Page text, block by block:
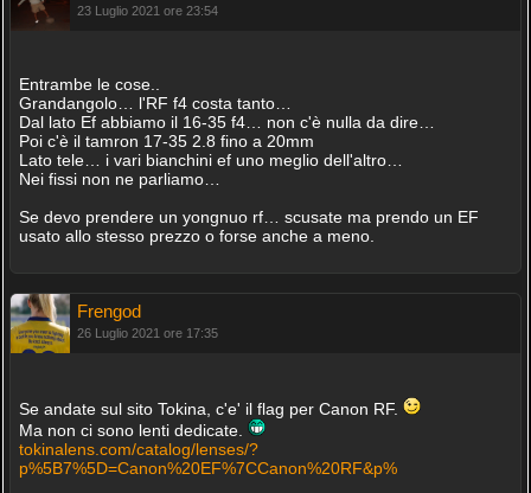
23 Luglio 2021 ore 23:54
Entrambe le cose..
Grandangolo… l'RF f4 costa tanto…
Dal lato Ef abbiamo il 16-35 f4… non c'è nulla da dire…
Poi c'è il tamron 17-35 2.8 fino a 20mm
Lato tele… i vari bianchini ef uno meglio dell'altro…
Nei fissi non ne parliamo…
Se devo prendere un yongnuo rf… scusate ma prendo un EF
usato allo stesso prezzo o forse anche a meno.
Frengod
26 Luglio 2021 ore 17:35
Se andate sul sito Tokina, c'e' il flag per Canon RF.
Ma non ci sono lenti dedicate.
tokinalens.com/catalog/lenses/?
p%5B7%5D=Canon%20EF%7CCanon%20RF&p%